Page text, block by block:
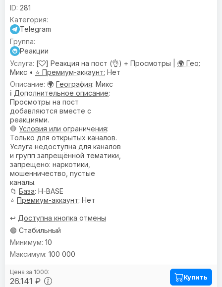
281
Telegram
Реакции
[
] Реакция на пост (👌) + Просмотры | 🌍 Гео:
Микс • ⭐ Премиум-аккаунт: Нет
🌍 География: Микс
ℹ️ Дополнительное описание:
Просмотры на пост
добавляются вместе с
реакциями.
🛑 Условия или ограничения:
Только для открытых каналов.
Услуга недоступна для каналов
и групп запрещённой тематики,
запрещено: наркотики,
мошенничество, пустые
каналы.
📁 База: H-BASE
⭐ Премиум-аккаунт: Нет
↩️ Доступна кнопка отмены
🟢 Стабильный
26.141 ₽
10
100 000
Купить